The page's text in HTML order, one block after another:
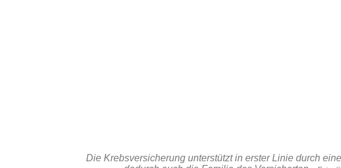
Die Krebsversicherung unterstützt in erster Linie durch